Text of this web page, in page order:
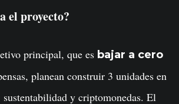
el proyecto?
principal, que es bajar a cero
planean construir 3 unidades en
sustentabilidad y criptomonedas. El